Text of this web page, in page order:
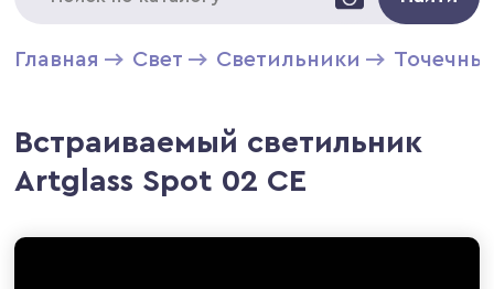
Главная Свет Светильники
Встраиваемый светильник
Artglass Spot 02 CE